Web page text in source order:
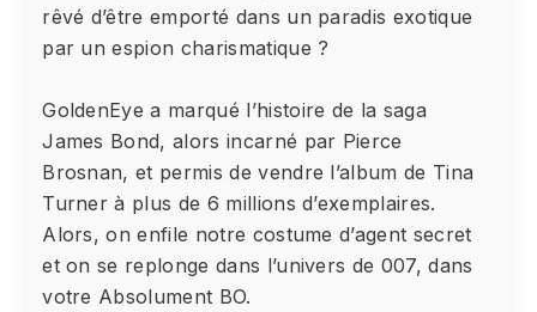
rêvé d’être emporté dans un paradis exotique
par un espion charismatique ?
GoldenEye a marqué l’histoire de la saga
James Bond, alors incarné par Pierce
Brosnan, et permis de vendre l’album de Tina
Turner à plus de 6 millions d’exemplaires.
Alors, on enfile notre costume d’agent secret
et on se replonge dans l’univers de 007, dans
votre Absolument BO.